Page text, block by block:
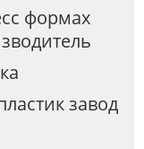
формах
завод